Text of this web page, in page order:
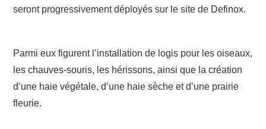
seront progressivement déployés sur le site de Definox.
Parmi eux figurent l’installation de logis pour les oiseaux,
les chauves-souris, les hérissons, ainsi que la création
d’une haie végétale, d’une haie sèche et d’une prairie
fleurie.